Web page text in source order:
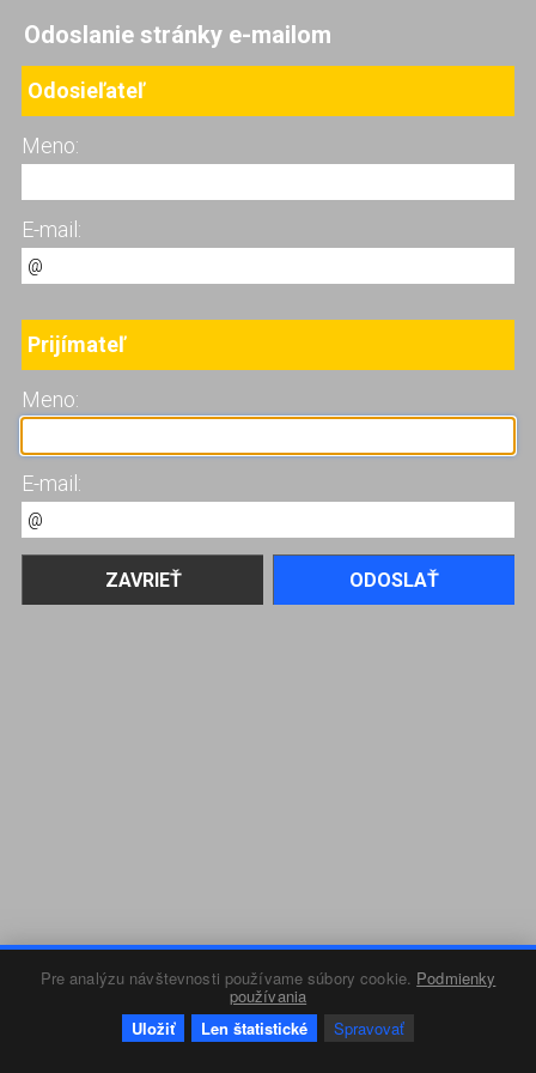
Pre analýzu návštevnosti používame súbory cookie. Podmienky
používania
Uložiť
Len štatistické Spravovať
Odoslanie stránky e-mailom
Odosieľateľ
Meno:
E-mail:
Prijímateľ
Meno:
E-mail: